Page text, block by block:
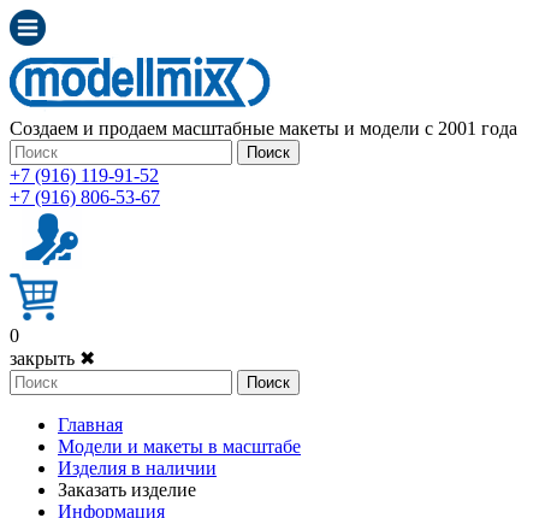
Создаем и продаем масштабные макеты и модели с 2001 года
Поиск
+7 (916) 119-91-52
+7 (916) 806-53-67
0
закрыть ✖
Поиск
Главная
Модели и макеты в масштабе
Изделия в наличии
Заказать изделие
Информация